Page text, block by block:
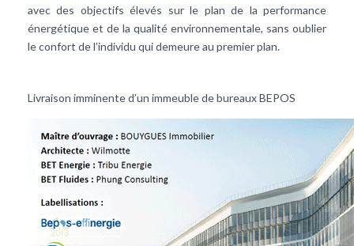
avec des objectifs élevés sur le plan de la performance
énergétique et de la qualité environnementale, sans oublier
le confort de l’individu qui demeure au premier plan.
Livraison imminente d’un immeuble de bureaux BEPOS